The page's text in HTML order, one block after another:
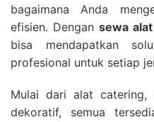
bagaimana Anda
efisien. Dengan sewa
bisa mendapatkan
profesional untuk setiap
Mulai dari alat catering,
dekoratif, semua